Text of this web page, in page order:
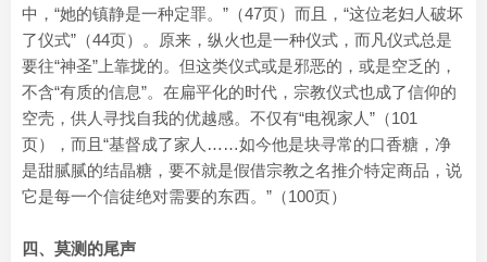
中，“她的镇静是一种定罪。”（47页）而且，“这位老妇人破坏
了仪式”（44页）。原来，纵火也是一种仪式，而凡仪式总是
要往“神圣”上靠拢的。但这类仪式或是邪恶的，或是空乏的，
不含“有质的信息”。在扁平化的时代，宗教仪式也成了信仰的
空壳，供人寻找自我的优越感。不仅有“电视家人”（101
页），而且“基督成了家人……如今他是块寻常的口香糖，净
是甜腻腻的结晶糖，要不就是假借宗教之名推介特定商品，说
它是每一个信徒绝对需要的东西。”（100页）
四、莫测的尾声